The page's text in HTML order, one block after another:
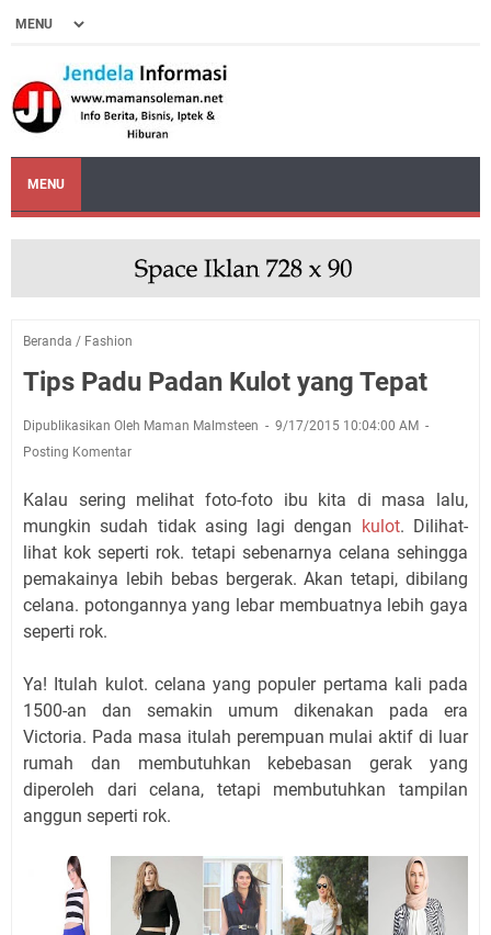
MENU
Beranda / Fashion
Tips Padu Padan Kulot yang Tepat
Dipublikasikan Oleh Maman Malmsteen
9/17/2015 10:04:00 AM
Posting Komentar
Kalau sering melihat foto-foto ibu kita di masa lalu,
mungkin sudah tidak asing lagi dengan kulot. Dilihat-
lihat kok seperti rok. tetapi sebenarnya celana sehingga
pemakainya lebih bebas bergerak. Akan tetapi, dibilang
celana. potongannya yang lebar membuatnya lebih gaya
seperti rok.
Ya! Itulah kulot. celana yang populer pertama kali pada
1500-an dan semakin umum dikenakan pada era
Victoria. Pada masa itulah perempuan mulai aktif di luar
rumah dan membutuhkan kebebasan gerak yang
diperoleh dari celana, tetapi membutuhkan tampilan
anggun seperti rok.